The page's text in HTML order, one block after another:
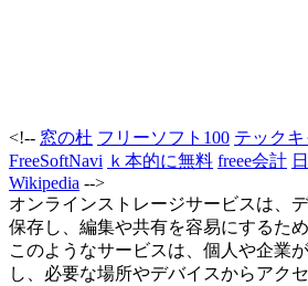
<!-- 窓の杜 フリーソフト100 テック
FreeSoftNavi ｋ本的に無料 freee会計
Wikipedia -->
オンラインストレージサービスは、
保存し、編集や共有を容易にするた
このようなサービスは、個人や企業
し、必要な場所やデバイスからアク